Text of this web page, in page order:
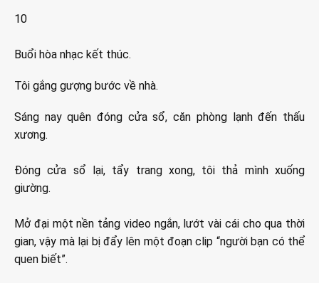
10
Buổi hòa nhạc kết thúc.
Tôi gắng gượng bước về nhà.
Sáng nay quên đóng cửa sổ, căn phòng lạnh đến thấu
xương.
Đóng cửa sổ lại, tẩy trang xong, tôi thả mình xuống
giường.
Mở đại một nền tảng video ngắn, lướt vài cái cho qua thời
gian, vậy mà lại bị đẩy lên một đoạn clip “người bạn có thể
quen biết”.